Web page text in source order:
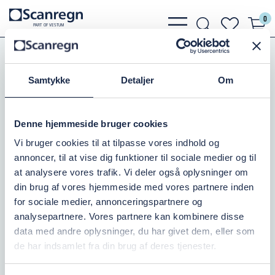
Samtykke Detaljer Om
Denne hjemmeside bruger cookies
Vi bruger cookies til at tilpasse vores indhold og
annoncer, til at vise dig funktioner til sociale medier og til
at analysere vores trafik. Vi deler også oplysninger om
din brug af vores hjemmeside med vores partnere inden
for sociale medier, annonceringspartnere og
analysepartnere. Vores partnere kan kombinere disse
data med andre oplysninger, du har givet dem, eller som
de har indsamlet fra din brug af deres tjenester.
PARTOF VESTUM
bars
light
search
light
heart 0
Pumper
Grundfos SP
GRUNDF. SP46-2BB/MS402B-3",2,2KW
Varenr.:
På lager: 1
22.491,25 DKKinkl. moms
Læg i kurv